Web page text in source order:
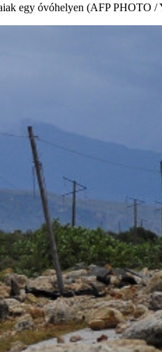
egy óvóhelyen (AFP PHOTO